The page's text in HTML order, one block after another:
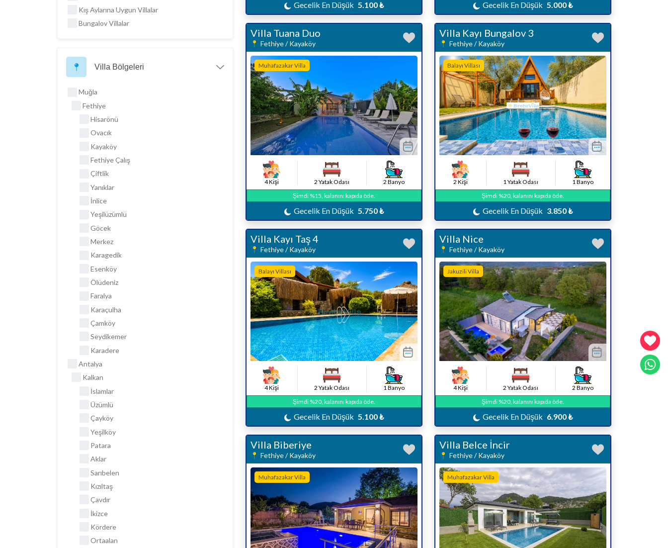
Kış Aylarına Uygun Villalar
Bungalov Villalar
Villa Bölgeleri
Muğla
Fethiye
Hisarönü
Ovacık
Kayaköy
Fethiye Çalış
Çiftlik
Yanıklar
İnlice
Yeşilüzümlü
Göcek
Merkez
Karagedik
Esenköy
Ölüdeniz
Faralya
Karaçulha
Çamköy
Seydikemer
Karadere
Antalya
Kalkan
İslamlar
Üzümlü
Çayköy
Yeşilköy
Patara
Aklar
Sarıbelen
Kızıltaş
Çavdır
İkizce
Kördere
Ortaalan
Gecelik En Düşük 5.100 ₺ Gecelik En Düşük 5.000 ₺
Villa Tuana Duo
Fethiye / Kayaköy
Muhafazakar Villa
4 Kişi 2 Yatak Odası
2 Banyo
Şimdi %15, kalanını kapıda öde.
Gecelik En Düşük 5.750 ₺
Villa Kayı Bungalov 3
Fethiye / Kayaköy
Balayı Villası
2 Kişi 1 Yatak Odası
1 Banyo
Şimdi %20, kalanını kapıda öde.
Gecelik En Düşük 3.850 ₺
Villa Kayı Taş 4
Fethiye / Kayaköy
Balayı Villası
4 Kişi 2 Yatak Odası
1 Banyo
Şimdi %20, kalanını kapıda öde.
Gecelik En Düşük 5.100 ₺
Villa Nice
Fethiye / Kayaköy
Jakuzili Villa
4 Kişi 2 Yatak Odası
2 Banyo
Şimdi %20, kalanını kapıda öde.
Gecelik En Düşük 6.900 ₺
Villa Biberiye
Fethiye / Kayaköy
Muhafazakar Villa
Villa Belce İncir
Fethiye / Kayaköy
Muhafazakar Villa